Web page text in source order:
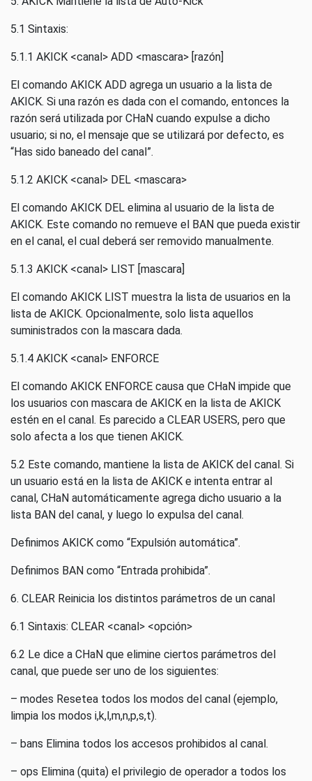
5.1 Sintaxis:
5.1.1 AKICK <canal> ADD <mascara> [razón]
El comando AKICK ADD agrega un usuario a la lista de
AKICK. Si una razón es dada con el comando, entonces la
razón será utilizada por CHaN cuando expulse a dicho
usuario; si no, el mensaje que se utilizará por defecto, es
“Has sido baneado del canal”.
5.1.2 AKICK <canal> DEL <mascara>
El comando AKICK DEL elimina al usuario de la lista de
AKICK. Este comando no remueve el BAN que pueda existir
en el canal, el cual deberá ser removido manualmente.
5.1.3 AKICK <canal> LIST [mascara]
El comando AKICK LIST muestra la lista de usuarios en la
lista de AKICK. Opcionalmente, solo lista aquellos
suministrados con la mascara dada.
5.1.4 AKICK <canal> ENFORCE
El comando AKICK ENFORCE causa que CHaN impide que
los usuarios con mascara de AKICK en la lista de AKICK
estén en el canal. Es parecido a CLEAR USERS, pero que
solo afecta a los que tienen AKICK.
5.2 Este comando, mantiene la lista de AKICK del canal. Si
un usuario está en la lista de AKICK e intenta entrar al
canal, CHaN automáticamente agrega dicho usuario a la
lista BAN del canal, y luego lo expulsa del canal.
Definimos AKICK como “Expulsión automática”.
Definimos BAN como “Entrada prohibida”.
6. CLEAR Reinicia los distintos parámetros de un canal
6.1 Sintaxis: CLEAR <canal> <opción>
6.2 Le dice a CHaN que elimine ciertos parámetros del
canal, que puede ser uno de los siguientes:
– modes Resetea todos los modos del canal (ejemplo,
limpia los modos i,k,l,m,n,p,s,t).
– bans Elimina todos los accesos prohibidos al canal.
– ops Elimina (quita) el privilegio de operador a todos los